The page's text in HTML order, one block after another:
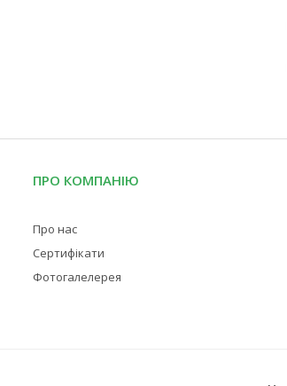
ПРО КОМПАНІЮ
Про нас
Сертифікати
Фотогалелерея